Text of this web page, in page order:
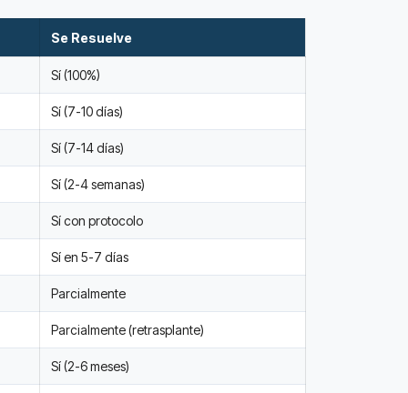
Se Resuelve
Sí (100%)
Sí (7-10 días)
Sí (7-14 días)
Sí (2-4 semanas)
Sí con protocolo
Sí en 5-7 días
Parcialmente
Parcialmente (retrasplante)
Sí (2-6 meses)